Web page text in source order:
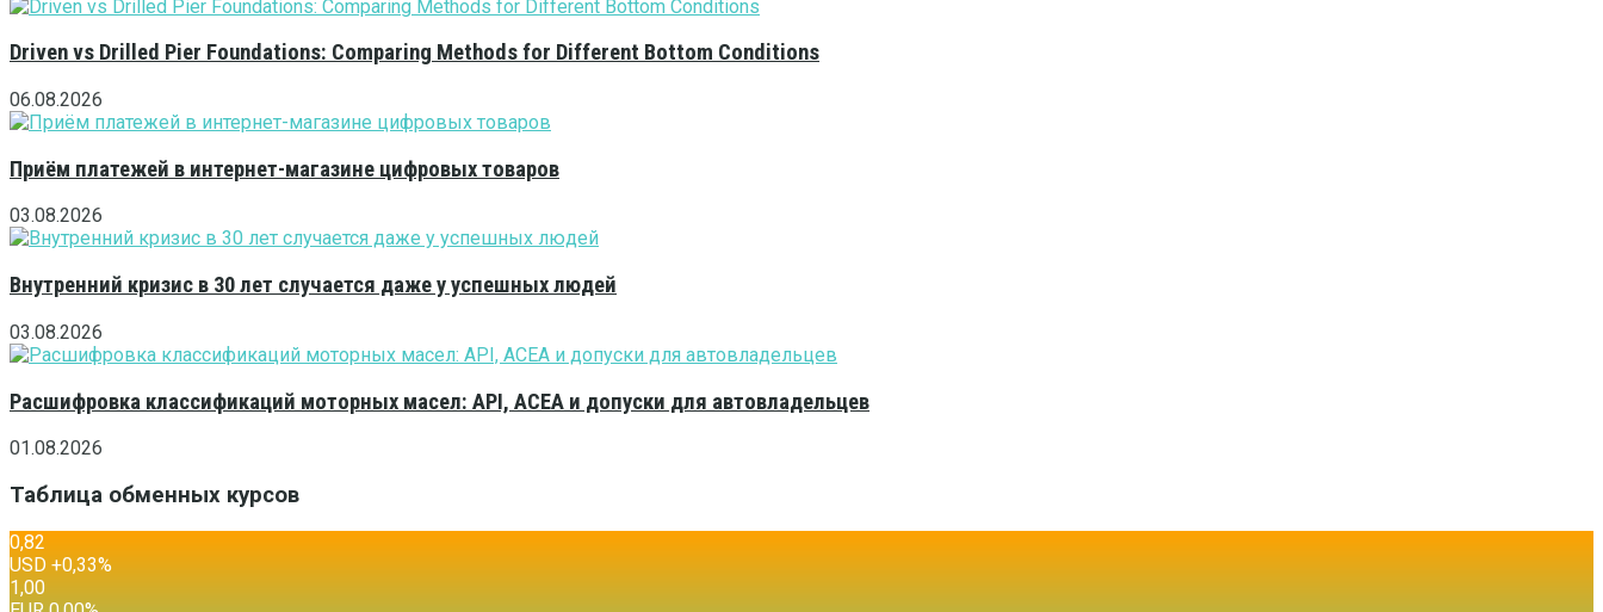
Driven vs Drilled Pier Foundations: Comparing Methods for Different Bottom Conditions
06.08.2026
Приём платежей в интернет-магазине цифровых товаров
03.08.2026
Внутренний кризис в 30 лет случается даже у успешных людей
03.08.2026
Расшифровка классификаций моторных масел: API, ACEA и допуски для автовладельцев
01.08.2026
Таблица обменных курсов
0,82
USD +0,33%
1,00